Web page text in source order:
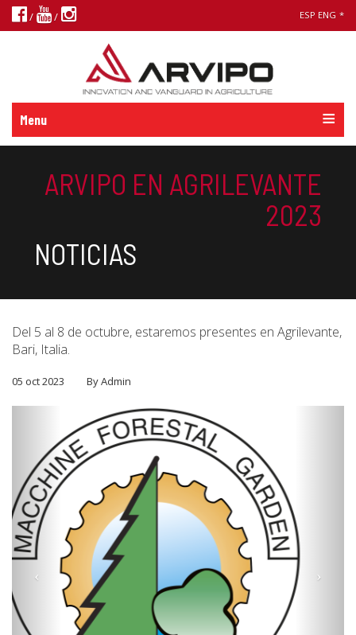
/ / ESP ENG *
Menu
ARVIPO EN AGRILEVANTE
2023
NOTICIAS
Del 5 al 8 de octubre, estaremos presentes en Agrilevante,
Bari, Italia.
05 oct 2023 By Admin
Acudimos junto a nuestro representante
para Italia y Distribuidor oficial, CORMAF y
presentaremos todas las novedades para
esta temporada de poda.